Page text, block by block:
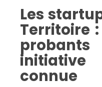
Les
Territoire
initiative
connue